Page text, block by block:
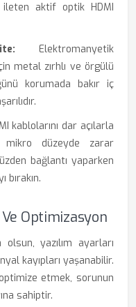
ileten aktif optik HDMI
Elektromanyetik
metal zırhlı ve örgülü
korumada bakır iç
kablolarını dar açılarla
düzeyde zarar
bağlantı yaparken
bırakın.
Ve Optimizasyon
yazılım ayarları
kayıpları yaşanabilir.
etmek, sorunun
sahiptir.